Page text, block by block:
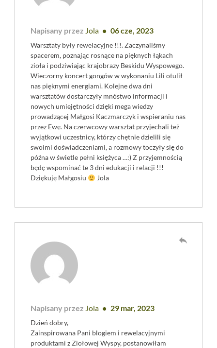
Napisany przez Jola 06 cze, 2023
Warsztaty były rewelacyjne !!!. Zaczynaliśmy
spacerem, poznając rosnące na pięknych łąkach
zioła i podziwiając krajobrazy Beskidu Wyspowego.
Wieczorny koncert gongów w wykonaniu Lili otulił
nas pięknymi energiami. Kolejne dwa dni
warsztatów dostarczyły mnóstwo informacji i
nowych umiejętności dzięki mega wiedzy
prowadzącej Małgosi Kaczmarczyk i wspieraniu nas
przez Ewę. Na czerwcowy warsztat przyjechali też
wyjątkowi uczestnicy, którzy chętnie dzielili się
swoimi doświadczeniami, a rozmowy toczyły się do
późna w świetle pełni księżyca …:) Z przyjemnością
będę wspominać te 3 dni edukacji i relacji !!!
Dziękuję Małgosiu
Jola
Napisany przez Jola 29 mar, 2023
Dzień dobry,
Zainspirowana Pani blogiem i rewelacyjnymi
produktami z Ziołowej Wyspy, postanowiłam
reply